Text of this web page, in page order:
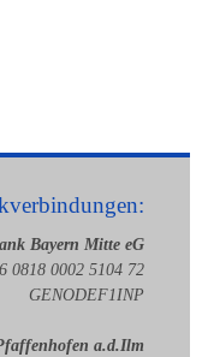
Bayern Mitte eG
0002 5104 72
GENODEF1INP
a.d.Ilm